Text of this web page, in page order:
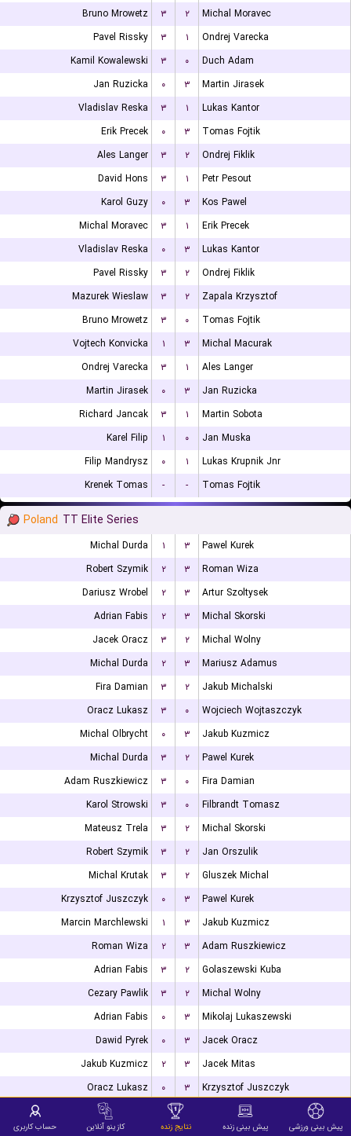
Bruno Mrowetz
۳ ۲
Michal Moravec
Pavel Rissky
۳ ۱
Ondrej Varecka
Kamil Kowalewski
۳ ۰
Duch Adam
Jan Ruzicka
۰ ۳
Martin Jirasek
Vladislav Reska
۳ ۱
Lukas Kantor
Erik Precek
۰ ۳
Tomas Fojtik
Ales Langer
۳ ۲
Ondrej Fiklik
David Hons
۳ ۱
Petr Pesout
Karol Guzy
۰ ۳
Kos Pawel
Michal Moravec
۳ ۱
Erik Precek
Vladislav Reska
۰ ۳
Lukas Kantor
Pavel Rissky
۳ ۲
Ondrej Fiklik
Mazurek Wieslaw
۳ ۲
Zapala Krzysztof
Bruno Mrowetz
۳ ۰
Tomas Fojtik
Vojtech Konvicka
۱ ۳
Michal Macurak
Ondrej Varecka
۳ ۱
Ales Langer
Martin Jirasek
۰ ۳
Jan Ruzicka
Richard Jancak
۳ ۱
Martin Sobota
Karel Filip
۱ ۰
Jan Muska
Filip Mandrysz
۰ ۱
Lukas Krupnik Jnr
Krenek Tomas
- - Tomas Fojtik
Poland TT Elite Series
Michal Durda ۱ ۳
Pawel Kurek
Robert Szymik
۲ ۳
Roman Wiza
Dariusz Wrobel
۲ ۳
Artur Szoltysek
Adrian Fabis
۲ ۳
Michal Skorski
Jacek Oracz
۳ ۲
Michal Wolny
Michal Durda
۲ ۳
Mariusz Adamus
Fira Damian
۳ ۲
Jakub Michalski
Oracz Lukasz
۳ ۰
Wojciech Wojtaszczyk
Michal Olbrycht
۰ ۳
Jakub Kuzmicz
Michal Durda
۳ ۲
Pawel Kurek
Adam Ruszkiewicz
۳ ۰
Fira Damian
Karol Strowski
۳ ۰
Filbrandt Tomasz
Mateusz Trela
۳ ۲
Michal Skorski
Robert Szymik
۳ ۲
Jan Orszulik
Michal Krutak
۳ ۲
Gluszek Michal
Krzysztof Juszczyk
۰ ۳
Pawel Kurek
Marcin Marchlewski
۱ ۳
Jakub Kuzmicz
Roman Wiza
۲ ۳
Adam Ruszkiewicz
Adrian Fabis
۳ ۲
Golaszewski Kuba
Cezary Pawlik
۳ ۲
Michal Wolny
Adrian Fabis
۰ ۳
Mikolaj Lukaszewski
Dawid Pyrek
۰ ۳
Jacek Oracz
Jakub Kuzmicz
۲ ۳
Jacek Mitas
Oracz Lukasz
۰ ۳
Krzysztof Juszczyk
Michal Skorski
Golaszewski Kuba
پیش بینی ورزشی پیش بینی زنده نتایج زنده کازینو آنلاین حساب کاربری